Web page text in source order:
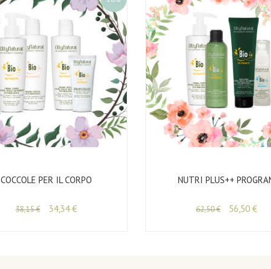
COCCOLE PER IL CORPO
38,15€ 34,34€
NUTRI PLUS++
62,50€ 56,50 €